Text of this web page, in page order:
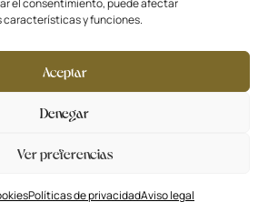
el consentimiento, puede afectar
y funciones.
Aceptar
Denegar
Ver preferencias
Políticas de privacidadAviso legal